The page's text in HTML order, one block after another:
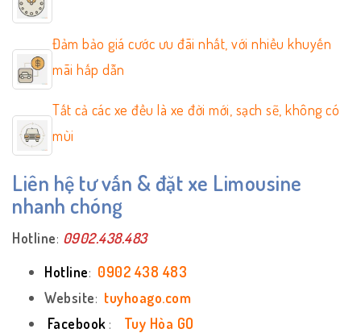
Đảm bảo giá cước ưu đãi nhất, với nhiều khuyến
mãi hấp dẫn
Tất cả các xe đều là xe đời mới, sạch sẽ, không có
mùi
Liên hệ tư vấn & đặt xe Limousine
nhanh chóng
Hotline: 0902.438.483
Hotline: 0902 438 483
Website: tuyhoago.com
Facebook :
Tuy Hòa GO